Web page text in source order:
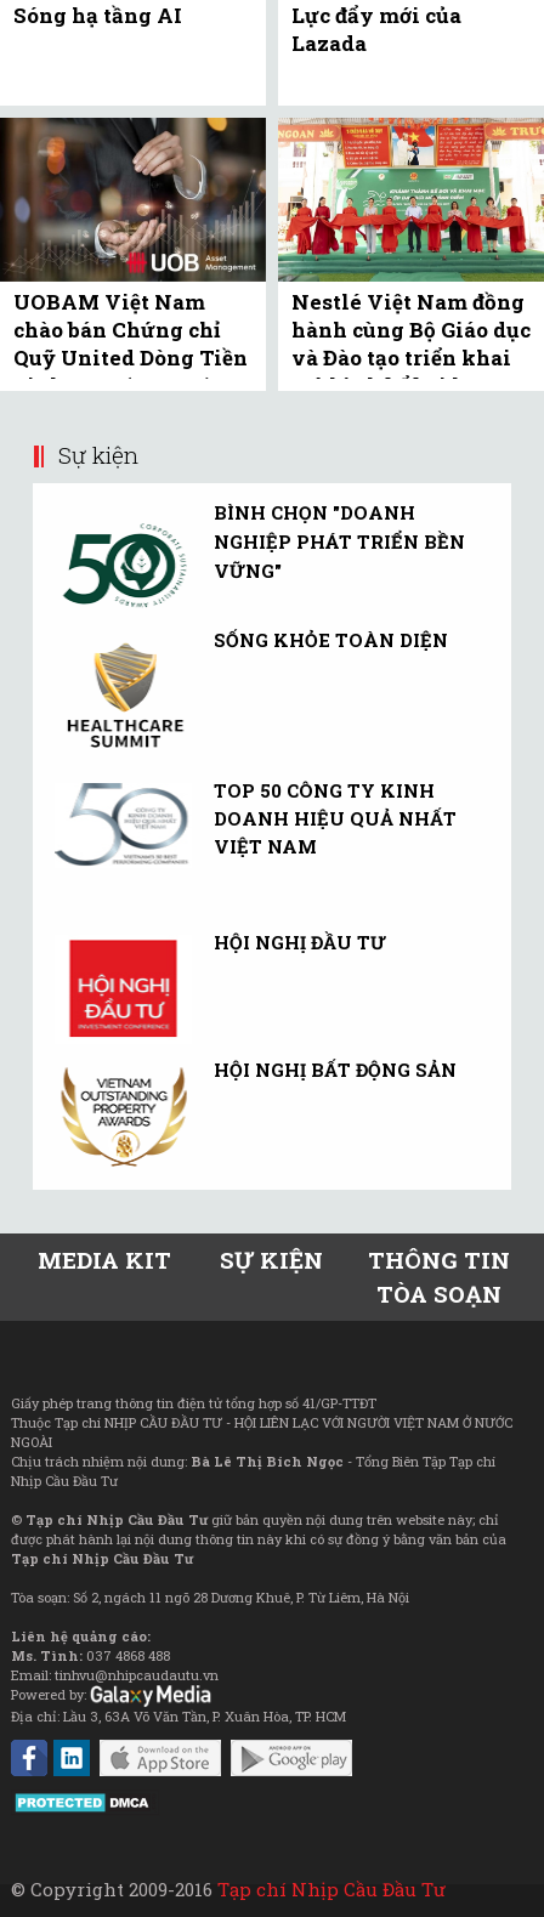
Sóng hạ tầng AI
Lực đẩy mới của
Lazada
UOBAM Việt Nam
chào bán Chứng chỉ
Quỹ United Dòng Tiền
Linh Hoạt (UMMF) ra
Nestlé Việt Nam đồng
hành cùng Bộ Giáo dục
và Đào tạo triển khai
mô hình bể bơi học
Sự kiện
BÌNH CHỌN "DOANH
NGHIỆP PHÁT TRIỂN BỀN
VỮNG"
SỐNG KHỎE TOÀN DIỆN
TOP 50 CÔNG TY KINH
DOANH HIỆU QUẢ NHẤT
VIỆT NAM
HỘI NGHỊ ĐẦU TƯ
HỘI NGHỊ BẤT ĐỘNG SẢN
MEDIA KIT SỰ KIỆN
THÔNG TIN
TÒA SOẠN
Giấy phép trang thông tin điện tử tổng hợp số 41/GP-TTĐT
Thuộc Tạp chí NHỊP CẦU ĐẦU TƯ - HỘI LIÊN LẠC VỚI NGƯỜI VIỆT NAM Ở NƯỚC
NGOÀI
Chịu trách nhiệm nội dung: Bà Lê Thị Bích Ngọc - Tổng Biên Tập Tạp chí
Nhịp Cầu Đầu Tư
© Tạp chí Nhịp Cầu Đầu Tưgiữ bản quyền nội dung trên website này; chỉ
được phát hành lại nội dung thông tin này khi có sự đồng ý bằng văn bản của
Tạp chí Nhịp Cầu Đầu Tư
Tòa soạn: Số 2, ngách 11 ngõ 28 Dương Khuê, P. Từ Liêm, Hà Nội
Liên hệ quảng cáo:
Ms. Tình: 037 4868 488
Email: tinhvu@nhipcaudautu.vn
Powered by:
Địa chỉ: Lầu 3, 63A Võ Văn Tần, P. Xuân Hòa, TP. HCM
© Copyright 2009-2016 Tạp chí Nhịp Cầu Đầu Tư